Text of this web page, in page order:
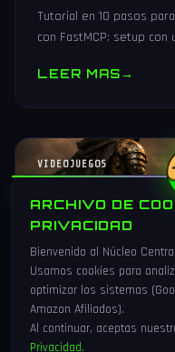
Tutorial en 10 pasos
con FastMCP: setup con
LEER MAS→
VIDEOJUEGOS
ARCHIVO DE
PRIVACIDAD
Bienvenido al Núcleo
Usamos cookies para
optimizar los sistemas
Amazon Afiliados).
Al continuar, aceptas
Privacidad.